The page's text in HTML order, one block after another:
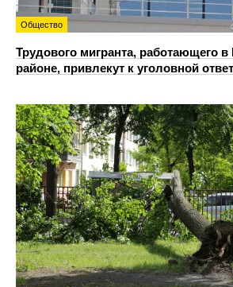
Общество
Трудового мигранта, работающего в
районе, привлекут к уголовной